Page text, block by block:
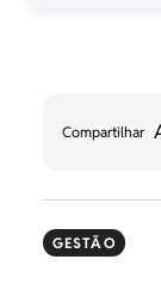
Compartilhar
GESTÃO